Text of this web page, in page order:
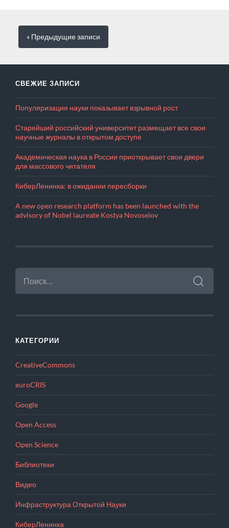
« Предыдущиезаписи
СВЕЖИЕ ЗАПИСИ
Популяризация науки показывает взрывной рост
Старейший российский университет размещает все свои
научные журналы в открытом доступе
Академическая наука в России приоткрывает свои двери
для массового читателя
КиберЛенинка: в ожидании пересборки
A new open research platform has been launched with the
advisory of Nobel laureate Kostya Novoselov
НАЙТИ:
КАТЕГОРИИ
CreativeCommons
euroCRIS
Google
Open Access
Open Science
Библиотеки
Видео
Инфраструктура Открытой Науки
КиберЛенинка